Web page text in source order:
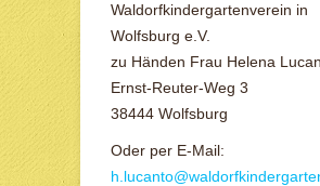
Waldorfkindergartenverein in
Wolfsburg e.V.
zu Händen Frau Helena
Ernst-Reuter-Weg 3
38444 Wolfsburg
Oder per E-Mail: